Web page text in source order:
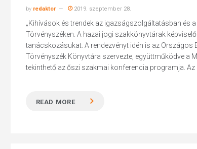
by redaktor 2019. szeptember 28.
„Kihívások és trendek az igazságszolgáltatásban és
Törvényszéken. A hazai jogi szakkönyvtárak
tanácskozásukat. A rendezvényt idén is az
Törvényszék Könyvtára szervezte, együttműködve a
tekinthető az őszi szakmai konferencia programja.
READ MORE